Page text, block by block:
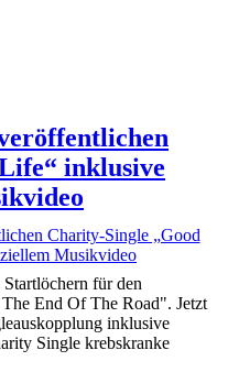
inklusive
für den
End Of The Road". Jetzt
inklusive
Single krebskranke